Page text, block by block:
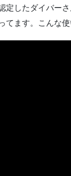
定したダイバー
てます。こんな